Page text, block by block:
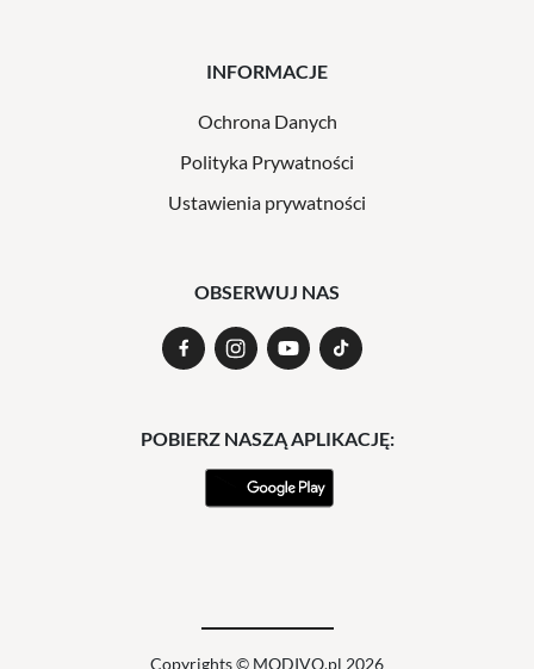
INFORMACJE
Ochrona Danych
Polityka Prywatności
Ustawienia prywatności
OBSERWUJ NAS
POBIERZ NASZĄ APLIKACJĘ:
Copyrights © MODIVO.pl 2026